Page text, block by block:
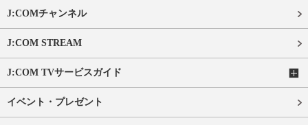
J:COMチャンネル
J:COM STREAM
J:COM TVサービスガイド
イベント・プレゼント